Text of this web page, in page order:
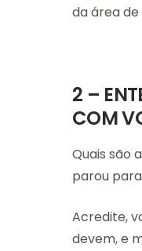
da área
2 –
COM
Quais são
parou
Acredite,
devem, e